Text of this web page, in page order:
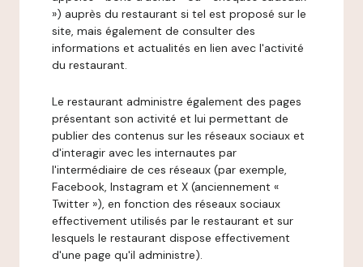
») auprès du restaurant si tel est proposé sur le
site, mais également de consulter des
informations et actualités en lien avec l'activité
du restaurant.
Le restaurant administre également des pages
présentant son activité et lui permettant de
publier des contenus sur les réseaux sociaux et
d'interagir avec les internautes par
l'intermédiaire de ces réseaux (par exemple,
Facebook, Instagram et X (anciennement «
Twitter »), en fonction des réseaux sociaux
effectivement utilisés par le restaurant et sur
lesquels le restaurant dispose effectivement
d'une page qu'il administre).